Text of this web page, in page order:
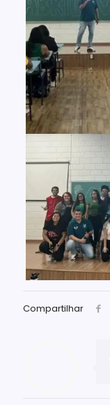
Compartilhar